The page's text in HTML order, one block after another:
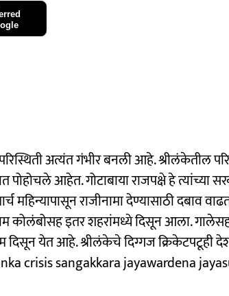
अत्यंत गंभीर बनली आहे. श्रीलंकेतील
आहेत. गोटाबाया राजपक्षे हे त्यांच्या
महिन्यापासून राजीनामा देण्यासाठी दबाव
कोलंबोसह इतर शहरांमध्ये दिसून आला.
दिसून येत आहे. श्रीलंकेचे दिग्गज क्रिकेटपटूही
crisis sangakkara jayawardena